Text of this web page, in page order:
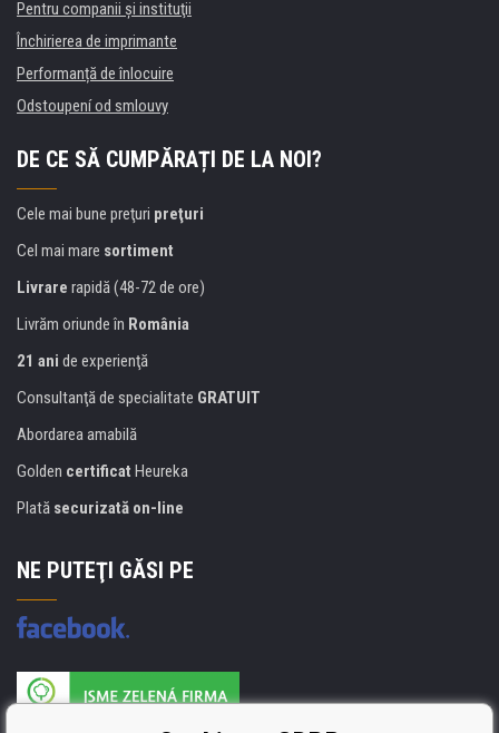
Pentru companii și instituţii
Închirierea de imprimante
Performanță de înlocuire
Odstoupení od smlouvy
DE CE SĂ CUMPĂRAȚI DE LA NOI?
Cele mai bune preţuri preţuri
Cel mai mare sortiment
Livrare rapidă (48-72 de ore)
Livrăm oriunde în România
21 ani de experienţă
Consultanţă de specialitate GRATUIT
Abordarea amabilă
Golden certificat Heureka
Plată securizată on-line
NE PUTEŢI GĂSI PE